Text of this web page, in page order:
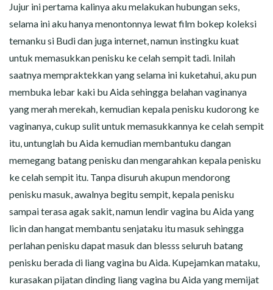
Jujur ini pertama kalinya aku melakukan hubungan seks,
selama ini aku hanya menontonnya lewat film bokep koleksi
temanku si Budi dan juga internet, namun instingku kuat
untuk memasukkan penisku ke celah sempit tadi. Inilah
saatnya mempraktekkan yang selama ini kuketahui, aku pun
membuka lebar kaki bu Aida sehingga belahan vaginanya
yang merah merekah, kemudian kepala penisku kudorong ke
vaginanya, cukup sulit untuk memasukkannya ke celah sempit
itu, untunglah bu Aida kemudian membantuku dangan
memegang batang penisku dan mengarahkan kepala penisku
ke celah sempit itu. Tanpa disuruh akupun mendorong
penisku masuk, awalnya begitu sempit, kepala penisku
sampai terasa agak sakit, namun lendir vagina bu Aida yang
licin dan hangat membantu senjataku itu masuk sehingga
perlahan penisku dapat masuk dan blesss seluruh batang
penisku berada di liang vagina bu Aida. Kupejamkan mataku,
kurasakan pijatan dinding liang vagina bu Aida yang memijat